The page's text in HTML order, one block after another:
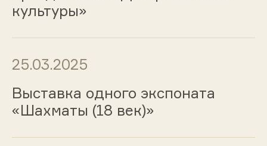
культуры»
25.03.2025
Выставка одного экспоната
«Шахматы (18 век)»